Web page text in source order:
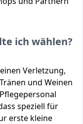
ich wählen?
Verletzung,
und Weinen
speziell für
erste kleine